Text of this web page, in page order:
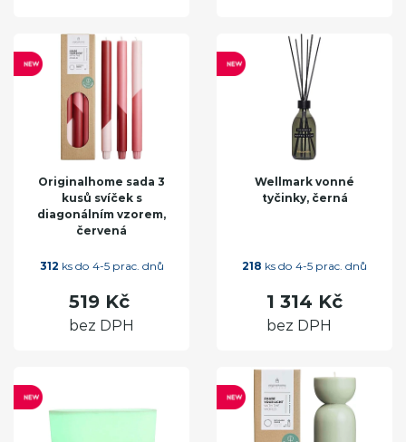
Originalhome sada 3
kusů svíček s
diagonálním vzorem,
červená
312 ks do 4-5 prac. dnů
519 Kč
bez DPH
Wellmark vonné
tyčinky, černá
218 ks do 4-5 prac. dnů
1 314 Kč
bez DPH